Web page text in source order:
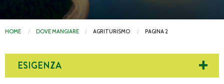
HOME DOVE MANGIARE AGRITURISMO PAGINA 2
ESIGENZA